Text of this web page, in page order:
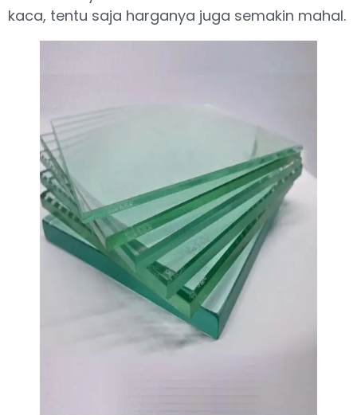
kaca, tentu saja harganya juga semakin mahal.